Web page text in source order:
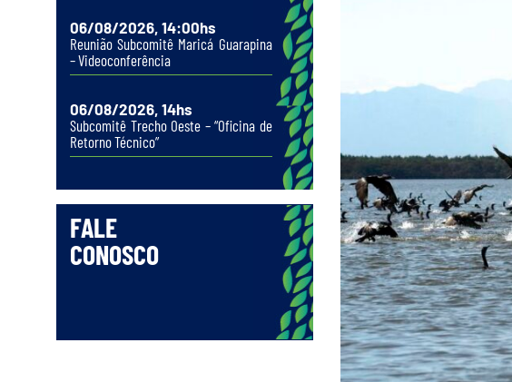
06/08/2026, 14:00hs
Reunião Subcomitê Maricá Guarapina
– Videoconferência
06/08/2026, 14hs
Subcomitê Trecho Oeste – “Oficina de
Retorno Técnico”
FALE
CONOSCO